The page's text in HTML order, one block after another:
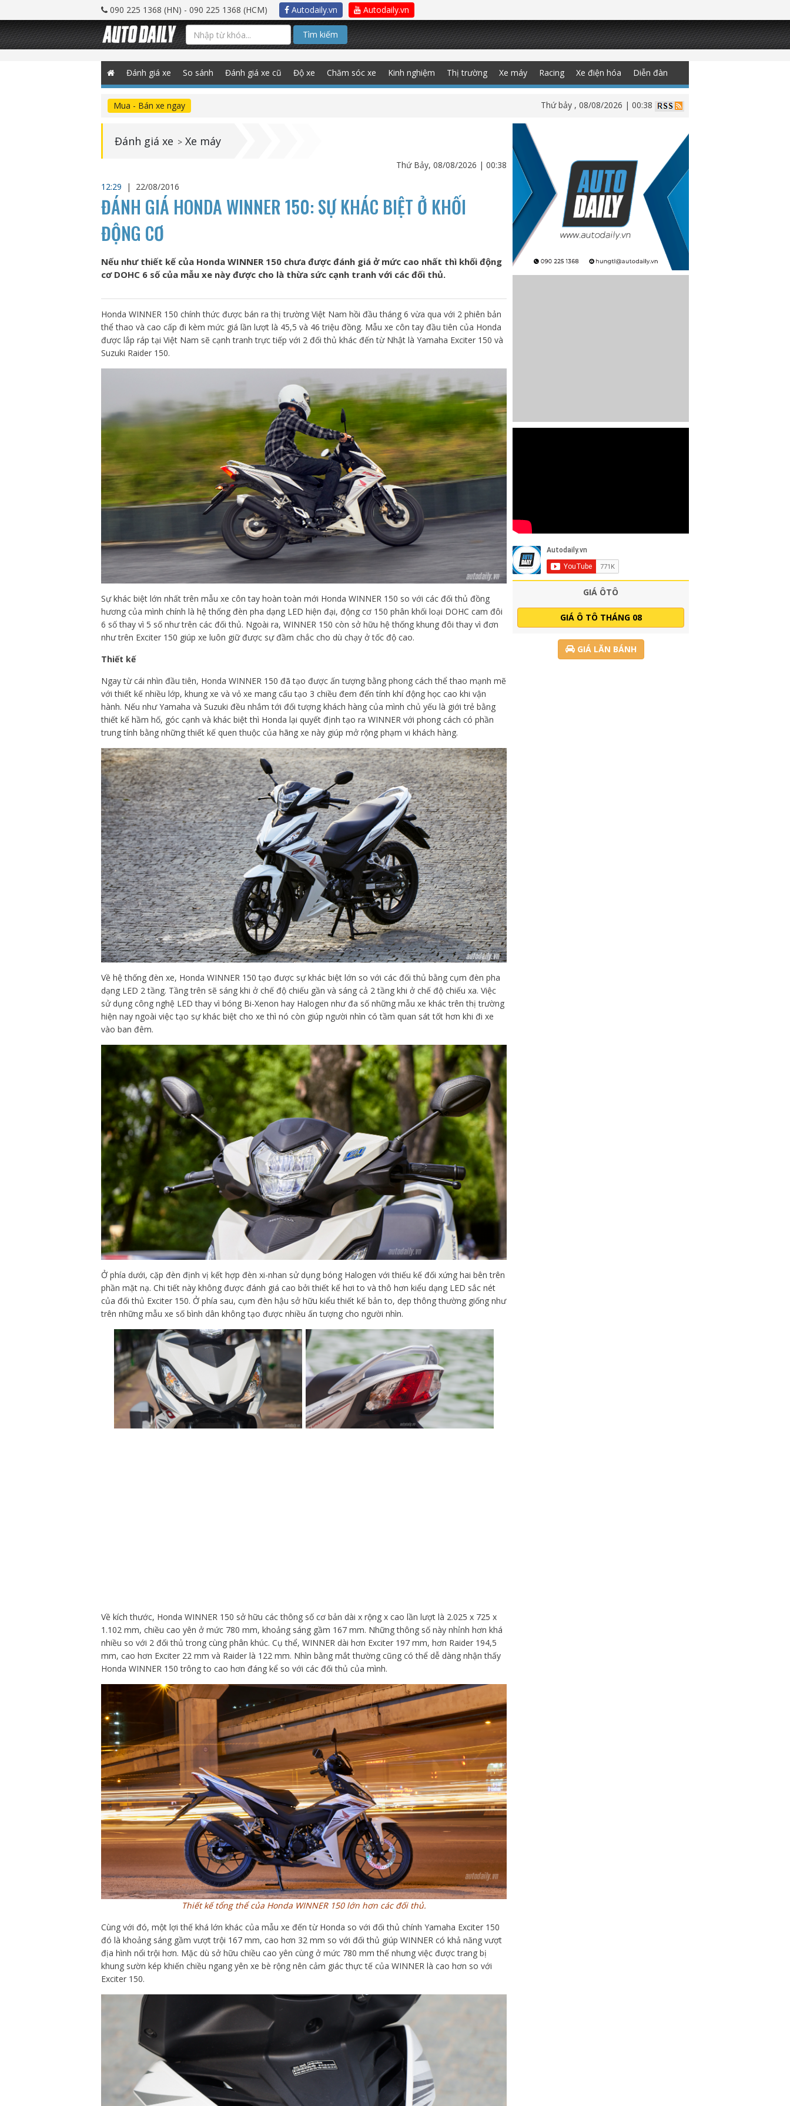
090 225 1368 (HN) - 090 225 1368 (HCM) Autodaily.vn Autodaily.vn
Tìm kiếm
Đánh giá xe So sánh Đánh giá xe cũ Độ xe Chăm sóc xe Kinh nghiệm Thị trường Xe máy Racing Xe điện hóa Diễn đàn
Mua - Bán xe ngay Thứ bảy , 08/08/2026 | 00:38
Đánh giá xe > Xe máy
Thứ Bảy, 08/08/2026 | 00:38
12:29
| 22/08/2016
ĐÁNH GIÁ HONDA WINNER 150: SỰ KHÁC BIỆT Ở KHỐI
ĐỘNG CƠ
Nếu như thiết kế của Honda WINNER 150 chưa được đánh giá ở mức cao nhất thì khối động
cơ DOHC 6 số của mẫu xe này được cho là thừa sức cạnh tranh với các đối thủ.
Honda WINNER 150 chính thức được bán ra thị trường Việt Nam hồi đầu tháng 6 vừa qua với 2 phiên bản
thể thao và cao cấp đi kèm mức giá lần lượt là 45,5 và 46 triệu đồng. Mẫu xe côn tay đầu tiên của Honda
được lắp ráp tại Việt Nam sẽ cạnh tranh trực tiếp với 2 đối thủ khác đến từ Nhật là Yamaha Exciter 150 và
Suzuki Raider 150.
Sự khác biệt lớn nhất trên mẫu xe côn tay hoàn toàn mới Honda WINNER 150 so với các đối thủ đồng
hương của mình chính là hệ thống đèn pha dạng LED hiện đại, động cơ 150 phân khối loại DOHC cam đôi
6 số thay vì 5 số như trên các đối thủ. Ngoài ra, WINNER 150 còn sở hữu hệ thống khung đôi thay vì đơn
như trên Exciter 150 giúp xe luôn giữ được sự đầm chắc cho dù chạy ở tốc độ cao.
Thiết kế
Ngay từ cái nhìn đầu tiên, Honda WINNER 150 đã tạo được ấn tượng bằng phong cách thể thao mạnh mẽ
với thiết kế nhiều lớp, khung xe và vỏ xe mang cấu tạo 3 chiều đem đến tính khí động học cao khi vận
hành. Nếu như Yamaha và Suzuki đều nhắm tới đối tượng khách hàng của mình chủ yếu là giới trẻ bằng
thiết kế hầm hố, góc cạnh và khác biệt thì Honda lại quyết định tạo ra WINNER với phong cách có phần
trung tính bằng những thiết kế quen thuộc của hãng xe này giúp mở rộng phạm vi khách hàng.
Về hệ thống đèn xe, Honda WINNER 150 tạo được sự khác biệt lớn so với các đối thủ bằng cụm đèn pha
dạng LED 2 tầng. Tầng trên sẽ sáng khi ở chế độ chiếu gần và sáng cả 2 tầng khi ở chế độ chiếu xa. Việc
sử dụng công nghệ LED thay vì bóng Bi-Xenon hay Halogen như đa số những mẫu xe khác trên thị trường
hiện nay ngoài việc tạo sự khác biệt cho xe thì nó còn giúp người nhìn có tầm quan sát tốt hơn khi đi xe
vào ban đêm.
Ở phía dưới, cặp đèn định vị kết hợp đèn xi-nhan sử dụng bóng Halogen với thiếu kế đối xứng hai bên trên
phần mặt nạ. Chi tiết này không được đánh giá cao bởi thiết kế hơi to và thô hơn kiểu dạng LED sắc nét
của đối thủ Exciter 150. Ở phía sau, cụm đèn hậu sở hữu kiểu thiết kế bản to, dẹp thông thường giống như
trên những mẫu xe số bình dân không tạo được nhiều ấn tượng cho người nhìn.
Về kích thước, Honda WINNER 150 sở hữu các thông số cơ bản dài x rộng x cao lần lượt là 2.025 x 725 x
1.102 mm, chiều cao yên ở mức 780 mm, khoảng sáng gầm 167 mm. Những thông số này nhỉnh hơn khá
nhiều so với 2 đối thủ trong cùng phân khúc. Cụ thể, WINNER dài hơn Exciter 197 mm, hơn Raider 194,5
mm, cao hơn Exciter 22 mm và Raider là 122 mm. Nhìn bằng mắt thường cũng có thể dễ dàng nhận thấy
Honda WINNER 150 trông to cao hơn đáng kể so với các đối thủ của mình.
Thiết kế tổng thể của Honda WINNER 150 lớn hơn các đối thủ.
Cùng với đó, một lợi thế khá lớn khác của mẫu xe đến từ Honda so với đối thủ chính Yamaha Exciter 150
đó là khoảng sáng gầm vượt trội 167 mm, cao hơn 32 mm so với đối thủ giúp WINNER có khả năng vượt
địa hình nổi trội hơn. Mặc dù sở hữu chiều cao yên cùng ở mức 780 mm thế nhưng việc được trang bị
khung sườn kép khiến chiều ngang yên xe bè rộng nên cảm giác thực tế của WINNER là cao hơn so với
Exciter 150.
GIÁ ÔTÔ
GIÁ Ô TÔ THÁNG 08
GIÁ LĂN BÁNH